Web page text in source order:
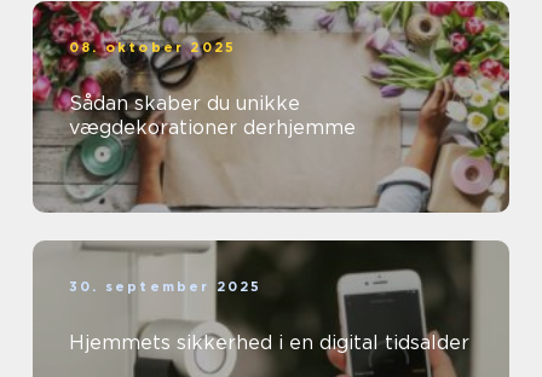
08. oktober 2025
Sådan skaber du unikke
vægdekorationer derhjemme
30. september 2025
Hjemmets sikkerhed i en digital tidsalder